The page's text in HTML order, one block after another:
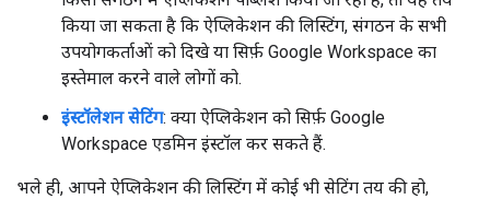
किया जा सकता है कि ऐप्लिकेशन की लिस्टिंग, संगठन के सभी
उपयोगकर्ताओं को दिखे या सिर्फ़ Google Workspace का
इस्तेमाल करने वाले लोगों को.
इंस्टॉलेशन सेटिंग: क्या ऐप्लिकेशन को सिर्फ़ Google
Workspace एडमिन इंस्टॉल कर सकते हैं.
भले ही, आपने ऐप्लिकेशन की लिस्टिंग में कोई भी सेटिंग तय की हो,